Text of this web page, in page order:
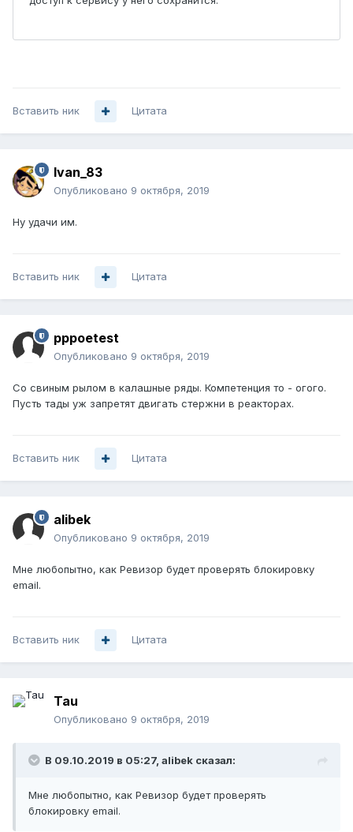
Вставить ник Цитата
Ivan_83
Опубликовано 9 октября, 2019
Ну удачи им.
Вставить ник Цитата
pppoetest
Опубликовано 9 октября, 2019
Со свиным рылом в калашные ряды. Компетенция то - огого.
Пусть тады уж запретят двигать стержни в реакторах.
Вставить ник Цитата
alibek
Опубликовано 9 октября, 2019
Мне любопытно, как Ревизор будет проверять блокировку
email.
Вставить ник Цитата
Tau
Опубликовано 9 октября, 2019
В 09.10.2019 в 05:27, alibek сказал:
Мне любопытно, как Ревизор будет проверять
блокировку email.